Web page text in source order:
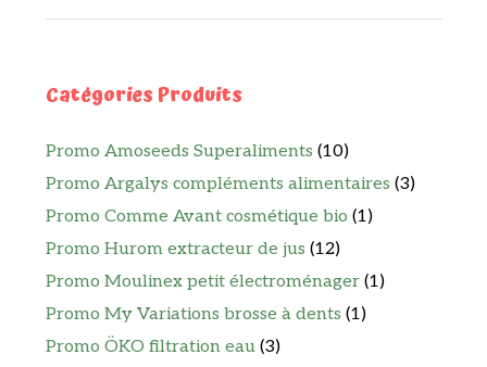
Catégories Produits
Promo Amoseeds Superaliments (10)
Promo Argalys compléments alimentaires (3)
Promo Comme Avant cosmétique bio (1)
Promo Hurom extracteur de jus (12)
Promo Moulinex petit électroménager (1)
Promo My Variations brosse à dents (1)
Promo ÖKO filtration eau (3)